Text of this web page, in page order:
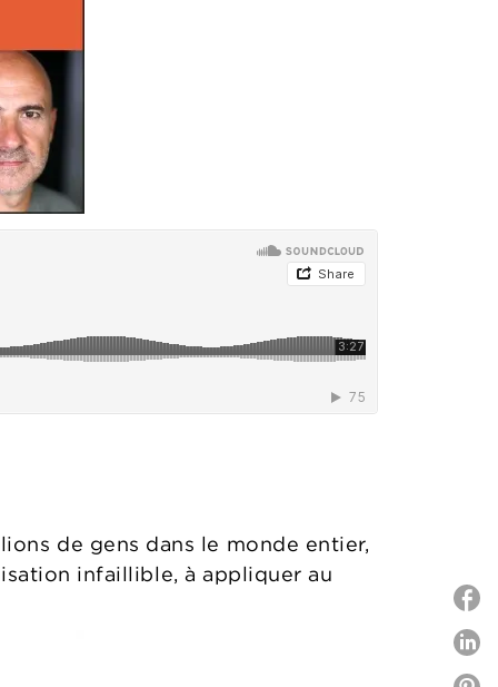
de gens dans le monde entier,
infaillible, à appliquer au